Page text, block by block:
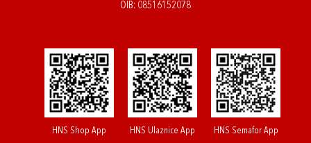
OIB: 08516152078
HNS Shop App HNS Ulaznice App HNS Semafor App